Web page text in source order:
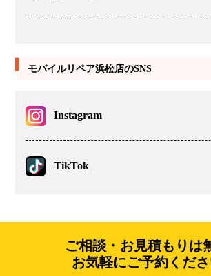
モバイルリペア浜松店のSNS
Instagram
TikTok
ご相談・お見積もりは
お気軽にご予約くださ